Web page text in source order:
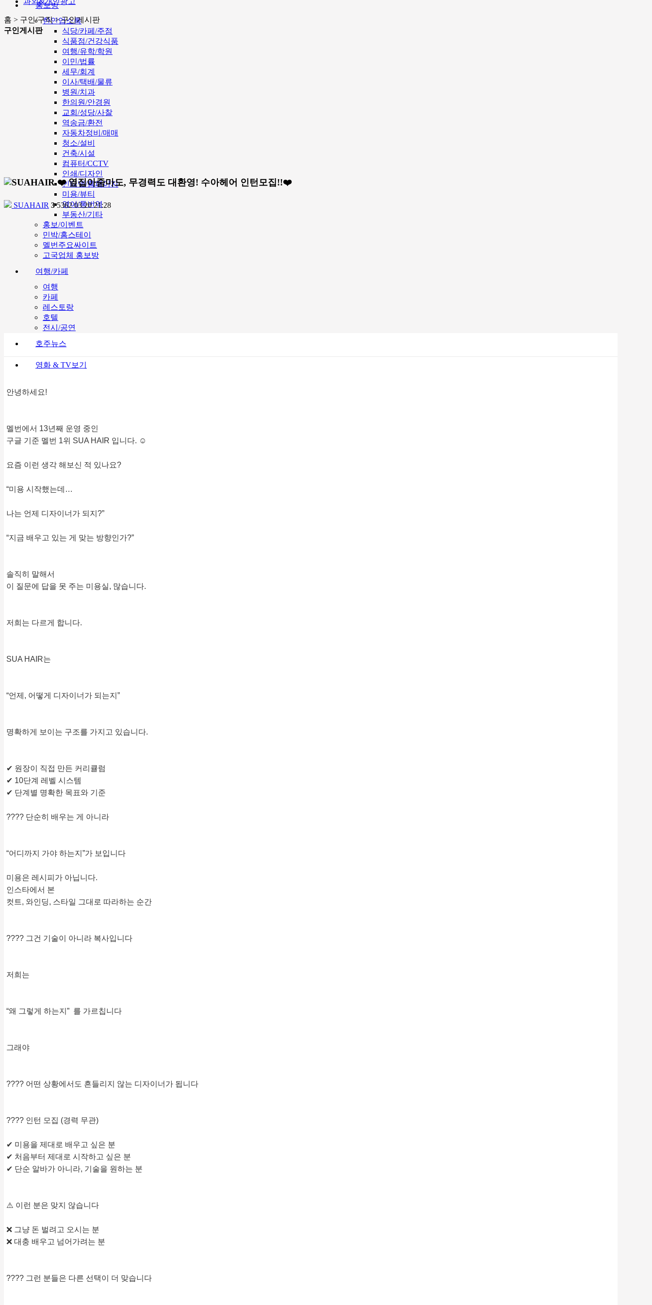
홍보방
한인업소록
식당/카페/주점
식품점/건강식품
여행/유학/학원
이민/법률
세무/회계
이사/택배/물류
병원/치과
한의원/안경원
교회/성당/사찰
역송금/환전
자동차정비/매매
청소/설비
건축/시설
컴퓨터/CCTV
인쇄/디자인
인터넷/홈페이지
미용/뷰티
영어/통번역
부동산/기타
홍보/이벤트
민박/홈스테이
멜번주요싸이트
고국업체 홍보방
여행/카페
여행
카페
레스토랑
호텔
전시/공연
호주뉴스
영화 & TV보기
홈 > 구인/구직 > 구인게시판
구인게시판
❤️ 옆집아줌마도, 무경력도 대환영! 수아헤어 인턴모집!!❤️
SUAHAIR 3 536203.20 21:28
안녕하세요!
멜번에서 13년째 운영 중인
구글 기준 멜번 1위 SUA HAIR 입니다. ☺️
요즘 이런 생각 해보신 적 있나요?
“미용 시작했는데…
나는 언제 디자이너가 되지?”
“지금 배우고 있는 게 맞는 방향인가?”
솔직히 말해서
이 질문에 답을 못 주는 미용실, 많습니다.
저희는 다르게 합니다.
SUA HAIR는
“언제, 어떻게 디자이너가 되는지”
명확하게 보이는 구조를 가지고 있습니다.
✔ 원장이 직접 만든 커리큘럼
✔ 10단계 레벨 시스템
✔ 단계별 명확한 목표와 기준
???? 단순히 배우는 게 아니라
“어디까지 가야 하는지”가 보입니다
미용은 레시피가 아닙니다.
인스타에서 본
컷트, 와인딩, 스타일 그대로 따라하는 순간
???? 그건 기술이 아니라 복사입니다
저희는
“왜 그렇게 하는지” 를 가르칩니다
그래야
???? 어떤 상황에서도 흔들리지 않는 디자이너가 됩니다
???? 인턴 모집 (경력 무관)
✔ 미용을 제대로 배우고 싶은 분
✔ 처음부터 제대로 시작하고 싶은 분
✔ 단순 알바가 아니라, 기술을 원하는 분
⚠️ 이런 분은 맞지 않습니다
❌ 그냥 돈 벌려고 오시는 분
❌ 대충 배우고 넘어가려는 분
???? 그런 분들은 다른 선택이 더 맞습니다